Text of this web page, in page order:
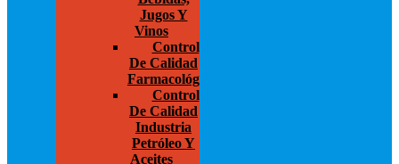
Jugos Y
Vinos
Control
De Calidad
Farmacológico
Control
De Calidad
Industria
Petróleo Y
Aceites